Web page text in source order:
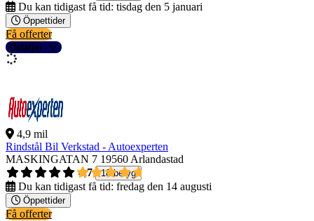
Du kan tidigast få tid: tisdag den 5 januari
Öppettider
Få offerter
Detaljer
4,9 mil
Rindstål Bil Verkstad - Autoexperten
MASKINGATAN 7 19560 Arlandastad
4,7
18 betyg
Du kan tidigast få tid: fredag den 14 augusti
Öppettider
Få offerter